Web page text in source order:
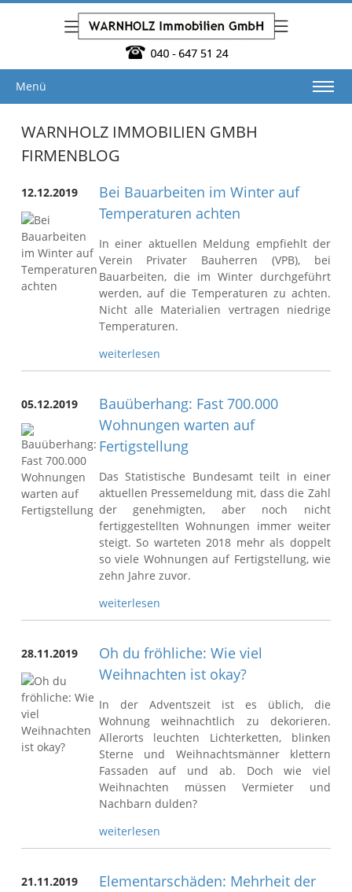
Menü
WARNHOLZ IMMOBILIEN GMBH
FIRMENBLOG
12.12.2019
Bei Bauarbeiten im Winter auf
Temperaturen achten
In einer aktuellen Meldung empfiehlt der
Verein Privater Bauherren (VPB), bei
Bauarbeiten, die im Winter durchgeführt
werden, auf die Temperaturen zu achten.
Nicht alle Materialien vertragen niedrige
Temperaturen.
weiterlesen
05.12.2019
Bauüberhang: Fast 700.000
Wohnungen warten auf
Fertigstellung
Das Statistische Bundesamt teilt in einer
aktuellen Pressemeldung mit, dass die Zahl
der genehmigten, aber noch nicht
fertiggestellten Wohnungen immer weiter
steigt. So warteten 2018 mehr als doppelt
so viele Wohnungen auf Fertigstellung, wie
zehn Jahre zuvor.
weiterlesen
28.11.2019
Oh du fröhliche: Wie viel
Weihnachten ist okay?
In der Adventszeit ist es üblich, die
Wohnung weihnachtlich zu dekorieren.
Allerorts leuchten Lichterketten, blinken
Sterne und Weihnachtsmänner klettern
Fassaden auf und ab. Doch wie viel
Weihnachten müssen Vermieter und
Nachbarn dulden?
weiterlesen
21.11.2019
Elementarschäden: Mehrheit der